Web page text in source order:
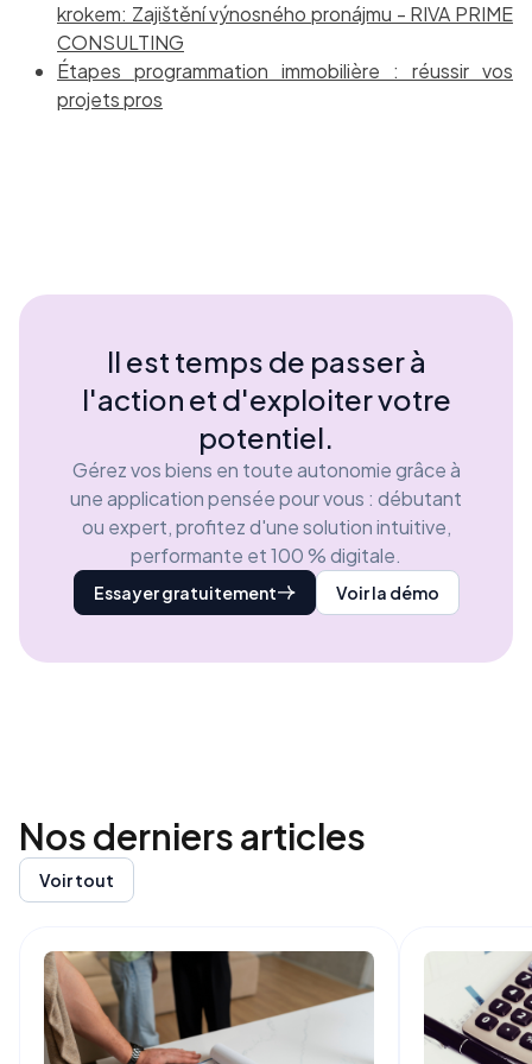
krokem: Zajištění výnosného pronájmu - RIVA PRIME
CONSULTING
Étapes programmation immobilière : réussir vos
projets pros
Il est temps de passer à
l'action et d'exploiter votre
potentiel.
Gérez vos biens en toute autonomie grâce à
une application pensée pour vous : débutant
ou expert, profitez d'une solution intuitive,
performante et 100 % digitale.
Essayer gratuitement Voir la démo
Nos derniersarticles
Voir tout